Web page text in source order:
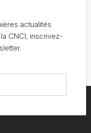
actualités
CNCI, inscrivez-